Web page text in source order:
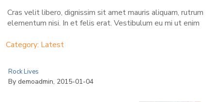
Cras velit libero, dignissim sit amet mauris aliquam, rutrum
elementum nisi. In et felis erat. Vestibulum eu mi ut enim
bibendum et. Aenean sit amet metus at massa aliquet iaculis
nunc dignissim facilisis. Nulla facilisi. Mauris molestie, felis a
volutpat ornare, justo sem sagittis sem, id viverra lorem eros
Category: Latest
Rock Lives
By demoadmin, 2015-01-04